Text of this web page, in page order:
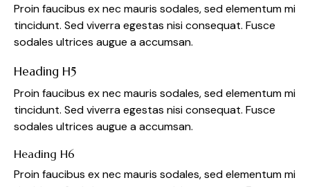
Proin faucibus ex nec mauris sodales, sed elementum mi
tincidunt. Sed viverra egestas nisi consequat. Fusce
sodales ultrices augue a accumsan.
Heading H5
Proin faucibus ex nec mauris sodales, sed elementum mi
tincidunt. Sed viverra egestas nisi consequat. Fusce
sodales ultrices augue a accumsan.
Heading H6
Proin faucibus ex nec mauris sodales, sed elementum mi